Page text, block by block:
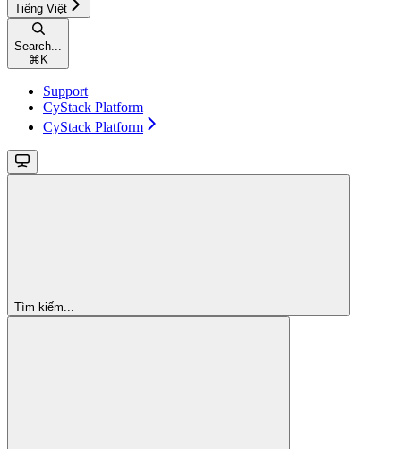
Tiếng Việt
Search...
⌘ K
Support
CyStack Platform
CyStack Platform
Tìm kiếm...